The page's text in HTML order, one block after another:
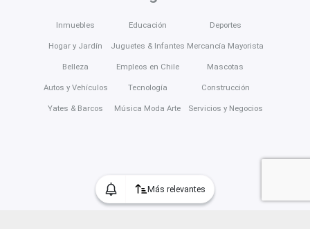
Más relevantes
Inmuebles
Hogar y Jardín
Belleza
Autos y Vehículos
Yates & Barcos
Educación
Juguetes & Infantes
Empleos en Chile
Tecnología
Música Moda Arte
Deportes
Mercancía Mayorista
Mascotas
Construcción
Servicios y Negocios